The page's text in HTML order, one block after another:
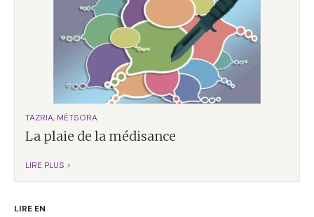
TAZRIA, MÉTSORA
La plaie de la médisance
LIRE PLUS >
LIRE EN